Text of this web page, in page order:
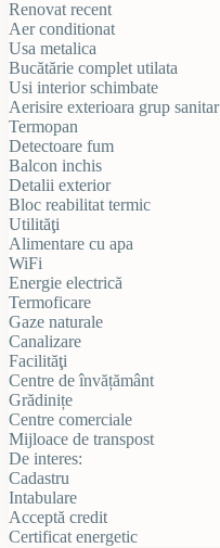
Renovat recent
Aer conditionat
Usa metalica
Bucătărie complet utilata
Usi interior schimbate
Aerisire exterioara grup sanitar
Termopan
Detectoare fum
Balcon inchis
Detalii exterior
Bloc reabilitat termic
Utilităţi
Alimentare cu apa
WiFi
Energie electrică
Termoficare
Gaze naturale
Canalizare
Facilităţi
Centre de învățământ
Grădinițe
Centre comerciale
Mijloace de transpost
De interes:
Cadastru
Intabulare
Acceptă credit
Certificat energetic